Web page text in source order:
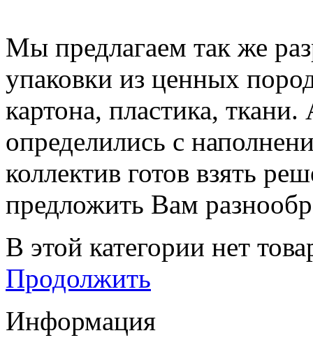
Мы предлагаем так же
упаковки из ценных
картона, пластика,
определились с
коллектив готов взять
предложить Вам
В этой категории нет
Продолжить
Информация